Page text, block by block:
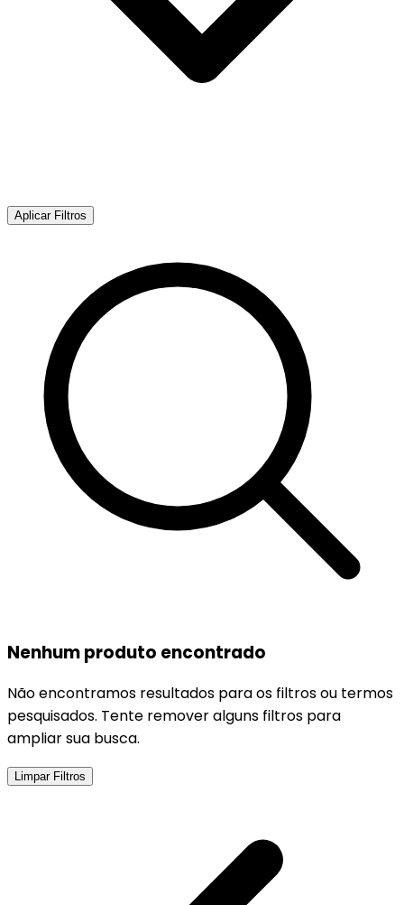
Aplicar Filtros
Nenhum produto encontrado
Não encontramos resultados para os filtros ou termos
pesquisados. Tente remover alguns filtros para
ampliar sua busca.
Limpar Filtros